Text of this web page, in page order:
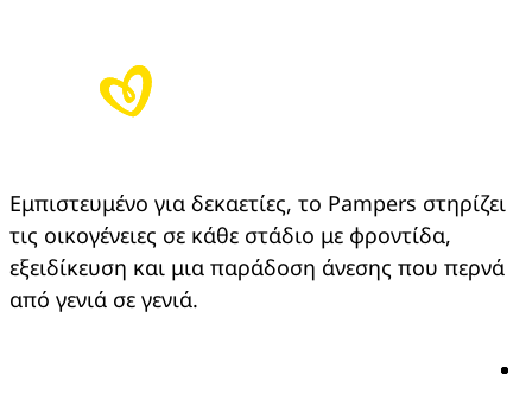
Εμπιστευμένο για δεκαετίες, το Pampers στηρίζει
τις οικογένειες σε κάθε στάδιο με φροντίδα,
εξειδίκευση και μια παράδοση άνεσης που περνά
από γενιά σε γενιά.